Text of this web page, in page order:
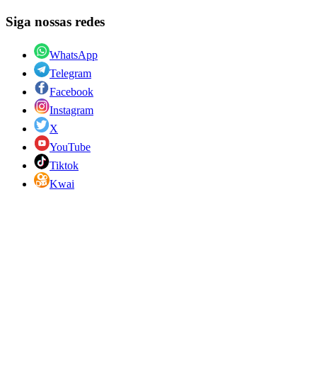
Siga nossas redes
WhatsApp
Telegram
Facebook
Instagram
X
YouTube
Tiktok
Kwai